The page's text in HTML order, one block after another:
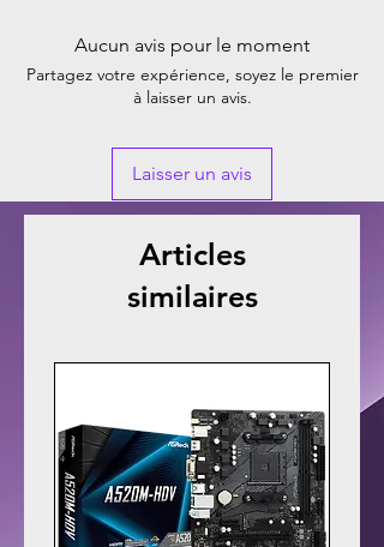
Aucun avis pour le moment
Partagez votre expérience, soyez le premier
à laisser un avis.
Laisser un avis
Articles
similaires